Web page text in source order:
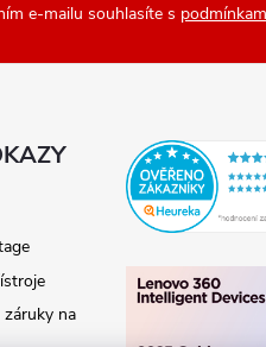
e-mailu souhlasíte s
na